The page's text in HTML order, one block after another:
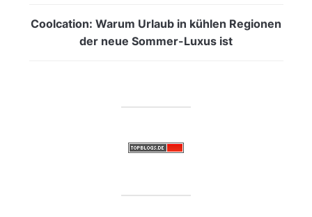
Coolcation: Warum Urlaub in kühlen Regionen
der neue Sommer-Luxus ist